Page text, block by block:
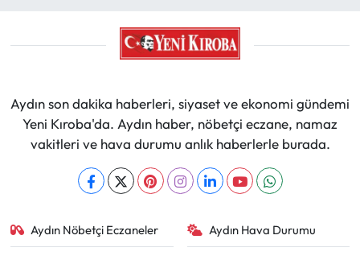
Aydın son dakika haberleri, siyaset ve ekonomi gündemi
Yeni Kıroba'da. Aydın haber, nöbetçi eczane, namaz
vakitleri ve hava durumu anlık haberlerle burada.
Aydın Nöbetçi Eczaneler Aydın Hava Durumu